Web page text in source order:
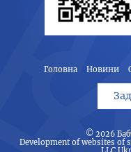
Головна Новини
© 2026
Development of websites of